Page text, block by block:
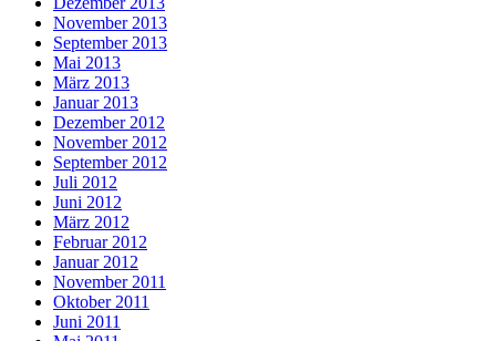
November 2013
September 2013
Mai 2013
März 2013
Januar 2013
Dezember 2012
November 2012
September 2012
Juli 2012
Juni 2012
März 2012
Februar 2012
Januar 2012
November 2011
Oktober 2011
Juni 2011